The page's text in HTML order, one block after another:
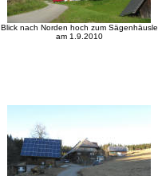
Blick nach Norden hoch zum Sägenhäusle
am 1.9.2010